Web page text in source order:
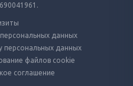
данных
персональных данных
файлов cookie
соглашение